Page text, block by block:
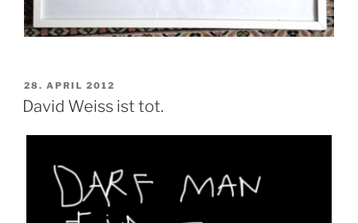
VERÖFFENTLICHT
AM
28. APRIL 2012
David Weiss ist tot.